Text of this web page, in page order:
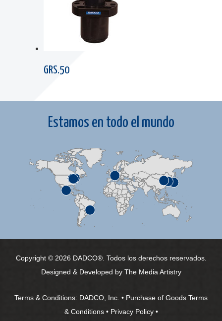
GRS.50
Estamos en todo el mundo
Copyright © 2026 DADCO®. Todos los derechos reservados.
Designed & Developed by The Media Artistry
Terms & Conditions: DADCO, Inc. • Purchase of Goods Terms
& Conditions• Privacy Policy•